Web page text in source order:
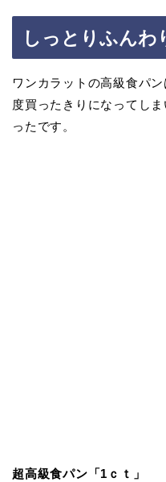
しっとりふんわ
ワンカラットの高級食パ
度買ったきりになってし
ったです。
超高級食パン「1ｃｔ」